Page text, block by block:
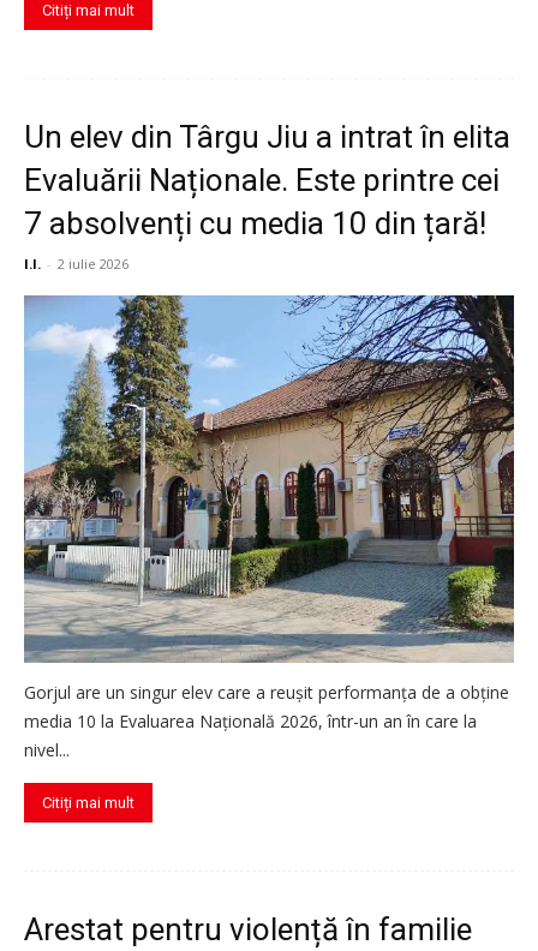
Citiți mai mult
Un elev din Târgu Jiu a intrat în elita
Evaluării Naționale. Este printre cei
7 absolvenți cu media 10 din țară!
I.I. - 2 iulie 2026
Gorjul are un singur elev care a reușit performanța de a obține
media 10 la Evaluarea Națională 2026, într-un an în care la
nivel...
Citiți mai mult
Arestat pentru violență în familie